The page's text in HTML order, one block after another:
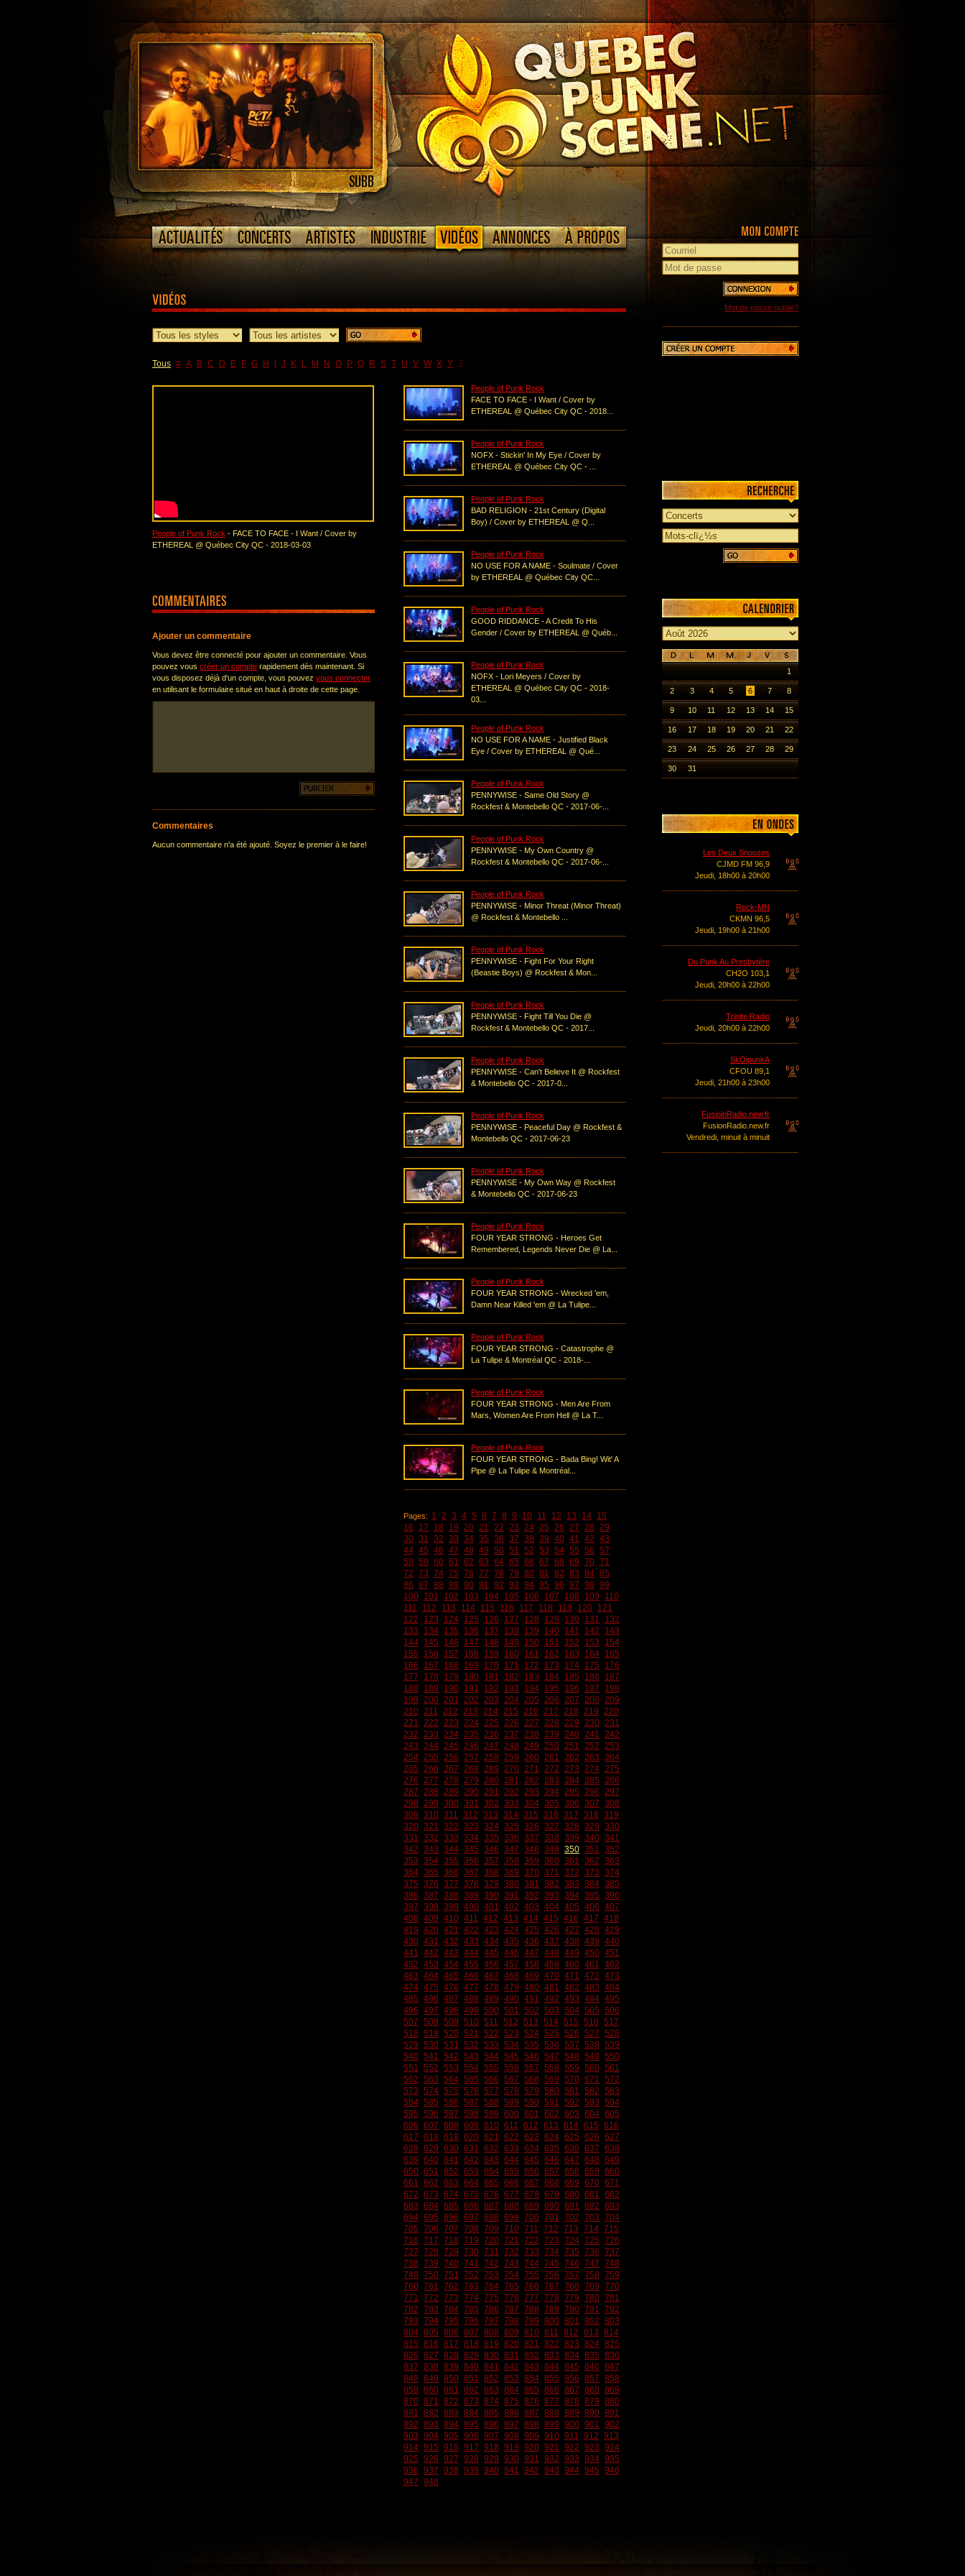
Tous # A B C D E F G H J K L M N O P Q R S T U V W X Y Z
People of Punk Rock - FACE TO FACE - I Want / Cover by
ETHEREAL @ Québec City QC - 2018-03-03
Ajouter un commentaire
Vous devez être connecté pour ajouter un commentaire. Vous
pouvez vous créer un compte rapidement dès maintenant. Si
vous disposez déjà d'un compte, vous pouvez vous connecter
en utilisant le formulaire situé en haut à droite de cette page.
Commentaires
Aucun commentaire n'a été ajouté. Soyez le premier à le faire!
People of Punk Rock
FACE TO FACE - I Want / Cover by
ETHEREAL @ Québec City QC - 2018...
People of Punk Rock
NOFX - Stickin' In My Eye / Cover by
ETHEREAL @ Québec City QC - ...
People of Punk Rock
BAD RELIGION - 21st Century (Digital
Boy) / Cover by ETHEREAL @ Q...
People of Punk Rock
NO USE FOR A NAME - Soulmate / Cover
by ETHEREAL @ Québec City QC...
People of Punk Rock
GOOD RIDDANCE - A Credit To His
Gender / Cover by ETHEREAL @ Québ...
People of Punk Rock
NOFX - Lori Meyers / Cover by
ETHEREAL @ Québec City QC - 2018-
03...
People of Punk Rock
NO USE FOR A NAME - Justified Black
Eye / Cover by ETHEREAL @ Qué...
People of Punk Rock
PENNYWISE - Same Old Story @
Rockfest & Montebello QC - 2017-06-...
People of Punk Rock
PENNYWISE - My Own Country @
Rockfest & Montebello QC - 2017-06-...
People of Punk Rock
PENNYWISE - Minor Threat (Minor Threat)
@ Rockfest & Montebello ...
People of Punk Rock
PENNYWISE - Fight For Your Right
(Beastie Boys) @ Rockfest & Mon...
People of Punk Rock
PENNYWISE - Fight Till You Die @
Rockfest & Montebello QC - 2017...
People of Punk Rock
PENNYWISE - Can't Believe It @ Rockfest
& Montebello QC - 2017-0...
People of Punk Rock
PENNYWISE - Peaceful Day @ Rockfest &
Montebello QC - 2017-06-23
People of Punk Rock
PENNYWISE - My Own Way @ Rockfest
& Montebello QC - 2017-06-23
People of Punk Rock
FOUR YEAR STRONG - Heroes Get
Remembered, Legends Never Die @ La...
People of Punk Rock
FOUR YEAR STRONG - Wrecked 'em,
Damn Near Killed 'em @ La Tulipe...
People of Punk Rock
FOUR YEAR STRONG - Catastrophe @
La Tulipe & Montréal QC - 2018-...
People of Punk Rock
FOUR YEAR STRONG - Men Are From
Mars, Women Are From Hell @ La T...
People of Punk Rock
FOUR YEAR STRONG - Bada Bing! Wit' A
Pipe @ La Tulipe & Montréal...
Pages: 1 2 3 4 5 6 7 8 9 10 11 12 13 14 15
16
17 18 19 20 21 22 23 24 25 26 27 28 29
30 31 32 33 34 35 36 37 38 39 40 41 42 43
44 45 46 47 48 49 50 51 52 53 54 55 56 57
58 59 60 61 62 63 64 65 66 67 68 69 70 71
72 73 74 75 76 77 78 79 80 81 82 83 84 85
86 87 88 89 90 91 92 93 94 95 96 97 98 99
100 101 102 103 104 105 106 107 108 109
110
111
112 113 114 115 116 117 118 119 120 121
122
123 124 125 126 127 128 129 130 131
132
133
134 135 136 137 138 139 140 141 142
143
144 145 146 147 148 149 150 151 152 153
154
155
156 157 158 159 160 161 162 163 164 165
166
167 168 169 170 171 172 173 174 175
176
177
178 179 180 181 182 183 184 185 186
187
188
189 190 191 192 193 194 195 196 197
198
199 200 201 202 203 204 205 206 207 208 209
210 211 212 213 214 215 216 217 218 219 220
221 222 223 224 225 226 227 228 229 230 231
232 233 234 235 236 237 238 239 240 241 242
243 244 245 246 247 248 249 250 251 252 253
254 255 256 257 258 259 260 261 262 263 264
265 266 267 268 269 270 271 272 273 274 275
276 277 278 279 280 281 282 283 284 285 286
287 288 289 290 291 292 293 294 295 296 297
298 299 300 301 302 303 304 305 306 307 308
309 310 311 312 313 314 315 316 317 318 319
320 321 322 323 324 325 326 327 328 329 330
331 332 333 334 335 336 337 338 339 340 341
342 343 344 345 346 347 348 349 350 351 352
353 354 355 356 357 358 359 360 361 362 363
364 365 366 367 368 369 370 371 372 373 374
375 376 377 378 379 380 381 382 383 384 385
386 387 388 389 390 391 392 393 394 395 396
397 398 399 400 401 402 403 404 405 406 407
408 409 410 411 412 413 414 415 416 417 418
419 420 421 422 423 424 425 426 427 428 429
430 431 432 433 434 435 436 437 438 439 440
441 442 443 444 445 446 447 448 449 450 451
452 453 454 455 456 457 458 459 460 461 462
463 464 465 466 467 468 469 470 471 472 473
474 475 476 477 478 479 480 481 482 483 484
485 486 487 488 489 490 491 492 493 494 495
496 497 498 499 500 501 502 503 504 505 506
507 508 509 510 511 512 513 514 515 516 517
518 519 520 521 522 523 524 525 526 527 528
529 530 531 532 533 534 535 536 537 538 539
540 541 542 543 544 545 546 547 548 549 550
551 552 553 554 555 556 557 558 559 560 561
562 563 564 565 566 567 568 569 570 571 572
573 574 575 576 577 578 579 580 581 582 583
584 585 586 587 588 589 590 591 592 593 594
595 596 597 598 599 600 601 602 603 604 605
606 607 608 609 610 611 612 613 614 615 616
617 618 619 620 621 622 623 624 625 626 627
628 629 630 631 632 633 634 635 636 637 638
639 640 641 642 643 644 645 646 647 648 649
650 651 652 653 654 655 656 657 658 659 660
661 662 663 664 665 666 667 668 669 670 671
672 673 674 675 676 677 678 679 680 681 682
683 684 685 686 687 688 689 690 691 692 693
694 695 696 697 698 699 700 701 702 703 704
705 706 707 708 709 710 711 712 713 714 715
716 717 718 719 720 721 722 723 724 725 726
727 728 729 730 731 732 733 734 735 736 737
738 739 740 741 742 743 744 745 746 747 748
749 750 751 752 753 754 755 756 757 758 759
760 761 762 763 764 765 766 767 768 769 770
771 772 773 774 775 776 777 778 779 780 781
782 783 784 785 786 787 788 789 790 791 792
793 794 795 796 797 798 799 800 801 802 803
804 805 806 807 808 809 810 811 812 813 814
815 816 817 818 819 820 821 822 823 824 825
826 827 828 829 830 831 832 833 834 835 836
837 838 839 840 841 842 843 844 845 846 847
848 849 850 851 852 853 854 855 856 857 858
859 860 861 862 863 864 865 866 867 868 869
870 871 872 873 874 875 876 877 878 879 880
881 882 883 884 885 886 887 888 889 890 891
892 893 894 895 896 897 898 899 900 901 902
903 904 905 906 907 908 909 910 911 912 913
914 915 916 917 918 919 920 921 922 923 924
925 926 927 928 929 930 931 932 933 934 935
936 937 938 939 940 941 942 943 944 945 946
947 948
Mot de passe oublié?
1
2 3 4 5 6 7 8
9 10 11 12 13 14 15
16 17 18 19 20 21 22
23 24 25 26 27 28 29
30 31
Les Deux Snoozes
CJMD FM 96,9
Jeudi, 18h00 à 20h00
Rock-MN
CKMN 96,5
Jeudi, 19h00 à 21h00
Du Punk Au Presbytère
CH2O 103,1
Jeudi, 20h00 à 22h00
Trinite Radio
Jeudi, 20h00 à 22h00
SkOipunkA
CFOU 89,1
Jeudi, 21h00 à 23h00
FusioinRadio.new.fr
FusionRadio.new.fr
Vendredi, minuit à minuit